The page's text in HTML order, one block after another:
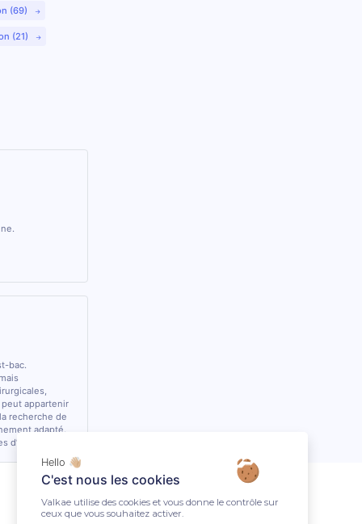
(69)
(21)
bac.
appartenir
recherche de
adapté.
Hello 👋🏼
C'est nous les cookies
Valkae utilise des cookies et vous donne le contrôle sur
ceux que vous souhaitez activer.